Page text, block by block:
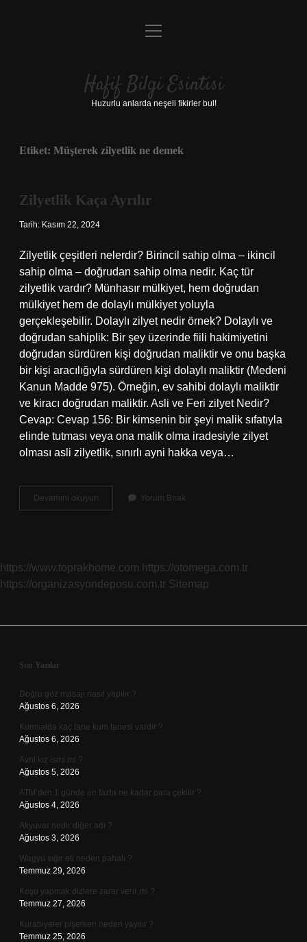
Anasayfa
Yasal Uyarı
menüyü
Hafif Bilgi Esintisi
Huzurlu anlarda neşeli fikirler bul!
Etiket: Müşterek zilyetlik ne demek
Zilyetlik Kaça Ayrılır
Tarih: Kasım 22, 2024
Zilyetlik çeşitleri nelerdir? Birincil sahip olma – ikincil
sahip olma – doğrudan sahip olma nedir. Kaç tür
zilyetlik vardır? Münhasır mülkiyet, hem doğrudan
mülkiyet hem de dolaylı mülkiyet yoluyla
gerçekleşebilir. Dolaylı zilyet nedir örnek? Dolaylı ve
doğrudan sahiplik: Bir şey üzerinde fiili hakimiyetini
doğrudan sürdüren kişi doğrudan maliktir ve onu başka
bir kişi aracılığıyla sürdüren kişi dolaylı maliktir (Medeni
Kanun Madde 975). Örneğin, ev sahibi dolaylı maliktir
ve kiracı doğrudan maliktir. Asli ve Feri zilyet Nedir?
Cevap: Cevap 156: Bir kimsenin bir şeyi malik sıfatıyla
elinde tutması veya ona malik olma iradesiyle zilyet
olması asli zilyetlik, sınırlı ayni hakka veya…
Devamını okuyun
Kaça
Yorum Bırak
https://www.toprakhome.com https://otomega.com.tr
https://organizasyondeposu.com.tr Sitemap
Sidebar
Son Yazılar
Doğru göz masajı nasıl yapılır ?
Ağustos 6, 2026
Kumsalda kaç tane kum tanesi vardır ?
Ağustos 6, 2026
Avni kız ismi mi ?
Ağustos 5, 2026
ATM’den 1 günde en fazla ne kadar para çekilir ?
Ağustos 4, 2026
Akyuvar nedir diğer adı ?
Ağustos 3, 2026
Wagyu sığır eti neden pahalı ?
Temmuz 29, 2026
Koşu yapmak dizlere zarar verir mi ?
Temmuz 27, 2026
Kurabiyeler pişerken neden yayılır ?
Temmuz 25, 2026